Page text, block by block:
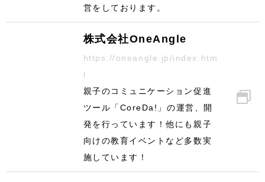
営をしております。
株式会社OneAngle
https://oneangle.jp/index.htm
l
親子のコミュニケーション促進
ツール「CoreDa!」の運営、開
発を行っています！他にも親子
向けの教育イベントなど多数実
施しています！